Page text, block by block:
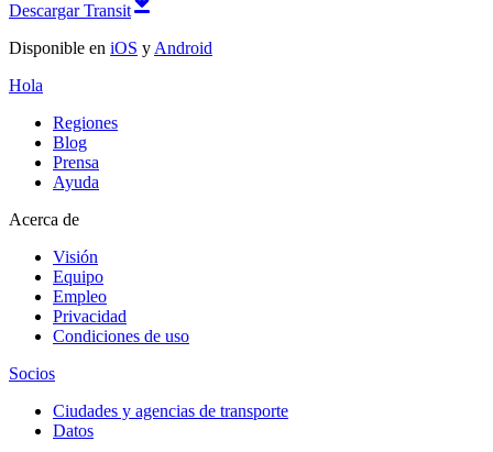
Descargar Transit
Disponible en iOS y Android
Hola
Regiones
Blog
Prensa
Ayuda
Acerca de
Visión
Equipo
Empleo
Privacidad
Condiciones de uso
Socios
Ciudades y agencias de transporte
Datos